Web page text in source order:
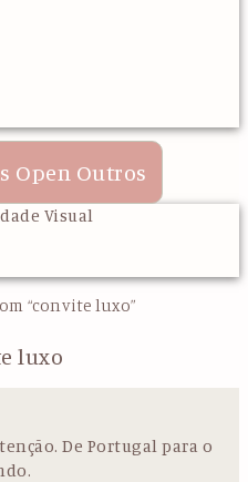
Open Outros
Visual
“convite luxo”
luxo
De Portugal para o